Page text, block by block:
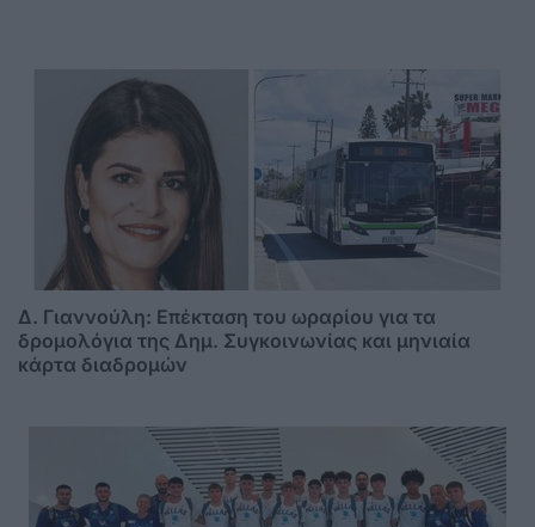
Δ. Γιαννούλη: Επέκταση του ωραρίου για τα
δρομολόγια της Δημ. Συγκοινωνίας και μηνιαία
κάρτα διαδρομών